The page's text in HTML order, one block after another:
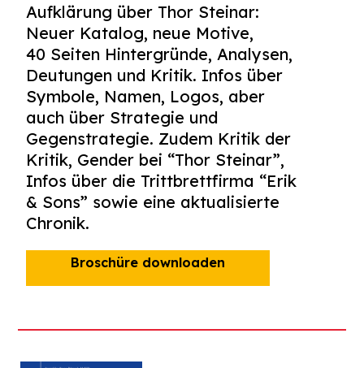
Aufklärung über Thor Steinar:
Neuer Katalog, neue Motive,
40 Seiten Hintergründe, Analysen,
Deutungen und Kritik. Infos über
Symbole, Namen, Logos, aber
auch über Strategie und
Gegenstrategie. Zudem Kritik der
Kritik, Gender bei “Thor Steinar”,
Infos über die Trittbrettfirma “Erik
& Sons” sowie eine aktualisierte
Chronik.
Broschüre downloaden